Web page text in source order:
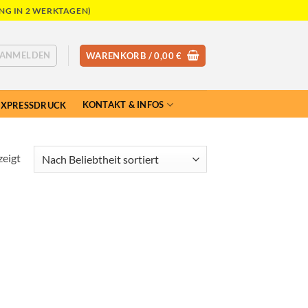
IN 2 WERKTAGEN)
ANMELDEN WARENKORB /0,00€
KONTAKT & INFOS
Nach
Beliebtheit